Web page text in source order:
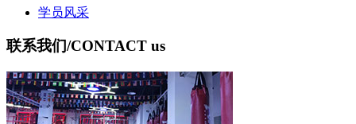
学员风采
联系我们/CONTACT us